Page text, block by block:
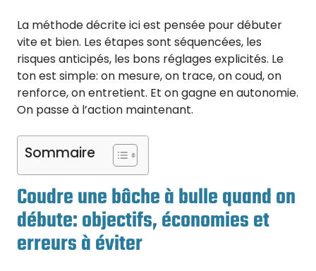
La méthode décrite ici est pensée pour débuter
vite et bien. Les étapes sont séquencées, les
risques anticipés, les bons réglages explicités. Le
ton est simple: on mesure, on trace, on coud, on
renforce, on entretient. Et on gagne en autonomie.
On passe à l’action maintenant.
Sommaire
Coudre une bâche à bulle quand on
débute: objectifs, économies et
erreurs à éviter